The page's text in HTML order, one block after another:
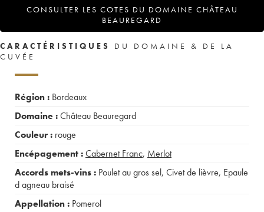
CONSULTER LES COTES DU DOMAINE CHÂTEAU
BEAUREGARD
CARACTÉRISTIQUES
DU DOMAINE & DE LA
CUVÉE
Région : Bordeaux
Domaine :Château Beauregard
Couleur : rouge
Encépagement :Cabernet Franc, Merlot
Accords mets-vins : Poulet au gros sel, Civet de lièvre, Epaule
d agneau braisé
Appellation : Pomerol